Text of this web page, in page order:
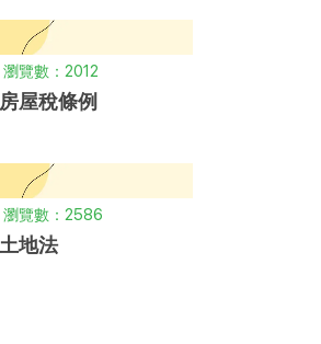
瀏覽數：2012
房屋稅條例
瀏覽數：2586
土地法